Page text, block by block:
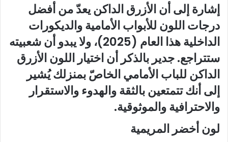
إشارة إلى أن الأزرق الداكن يعدّ من أفضل
درجات اللون للأبواب الأمامية والديكورات
الداخلية هذا العام (2025)، ولا يبدو أن شعبيته
ستتراجع. جدير بالذكر أن اختيار اللون الأزرق
الداكن للباب الأمامي الخاصّ بمنزلك يُشير
إلى أنك تتمتعين بالثقة والهدوء والاستقرار
والاحترافية والموثوقية.
لون أخضر المريمية